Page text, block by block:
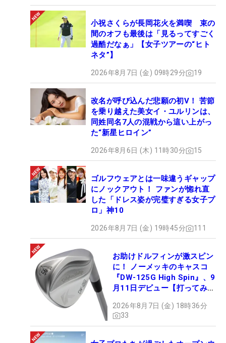
小祝さくらが長岡花火を満喫 束の
間のオフも最後は「見るってすごく
過酷だなぁ」【女子ツアーの“ヒト
ネタ”】
2026年8月7日 (金) 09時29分 19
改名が呼び込んだ悲願の初V！ 苦節
を乗り越えた美女イ・ユルリンは、
同姓同名7人の混戦から這い上がっ
た“新星ヒロイン”
2026年8月6日 (木) 11時30分 15
ゴルフウェアとは一味違うギャップ
にノックアウト！ ファンが惚れ直
した「ドレス姿が完璧すぎる女子プ
ロ」神10
2026年8月7日 (金) 19時45分 111
お助けドルフィンが激スピン
に！ ノーメッキのキャスコ
『DW-125G High Spin』、9
月11日デビュー【打ってみ
2026年8月7日 (金) 18時36分
33